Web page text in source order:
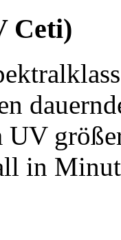
Ceti)
UV
in